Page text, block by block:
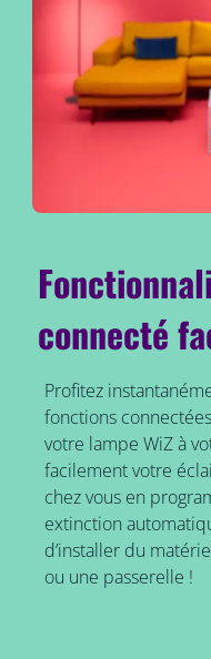
connecté
Profitez
fonctions
votre lampe WiZ à
facilement votre
chez vous en
extinction
d’installer du
ou une passerelle !